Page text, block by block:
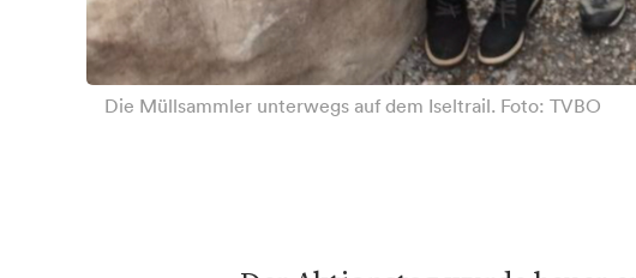
Die Müllsammler unterwegs auf dem Iseltrail. Foto: TVBO